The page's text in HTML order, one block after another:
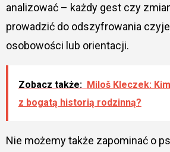
analizować – każdy gest czy
prowadzić do odszyfrowania
osobowości lub orientacji.
Zobacz także: Miloš Kleczek:
z bogatą historią rodzinną?
Nie możemy także zapominać o